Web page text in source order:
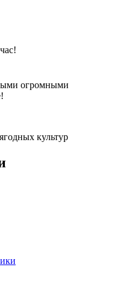
огромными
культур